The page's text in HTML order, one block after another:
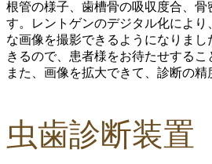
根管の様子、歯槽骨の吸収度合、骨
す。レントゲンのデジタル化により
な画像を撮影できるようになりま
きるので、患者様をお待たせするこ
また、画像を拡大できて、診断の精
虫歯診断装置